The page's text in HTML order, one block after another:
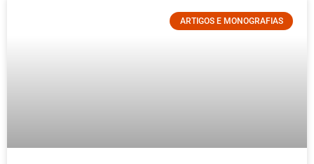
ARTIGOS E MONOGRAFIAS